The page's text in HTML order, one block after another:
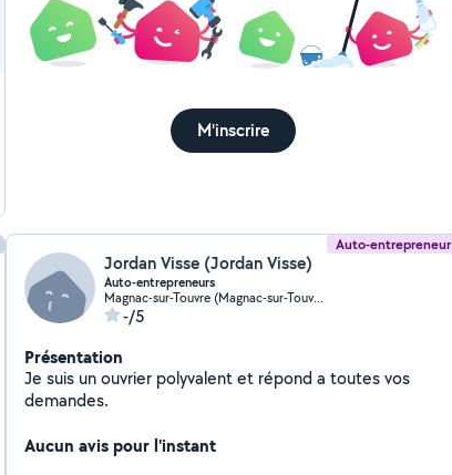
M'inscrire
Auto-entrepreneur
Jordan Visse (Jordan Visse)
Auto-entrepreneurs
Magnac-sur-Touvre (Magnac-sur-Touvre)
-/5
Présentation
Je suis un ouvrier polyvalent et répond a toutes vos
demandes.
Aucun avis pour l'instant